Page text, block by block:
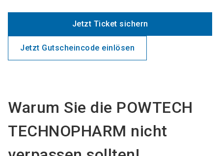
Jetzt Ticket sichern
Jetzt Gutscheincode einlösen
Warum Sie die POWTECH
TECHNOPHARM nicht